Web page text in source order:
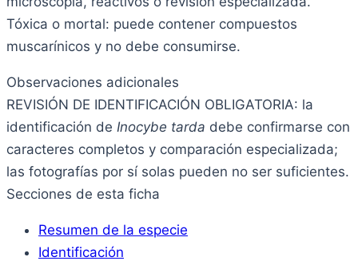
Tóxica o mortal: puede contener compuestos
muscarínicos y no debe consumirse.
Observaciones adicionales
REVISIÓN DE IDENTIFICACIÓN OBLIGATORIA: la
identificación de Inocybe tarda debe confirmarse con
caracteres completos y comparación especializada;
las fotografías por sí solas pueden no ser suficientes.
Secciones de esta ficha
Resumen de la especie
Identificación